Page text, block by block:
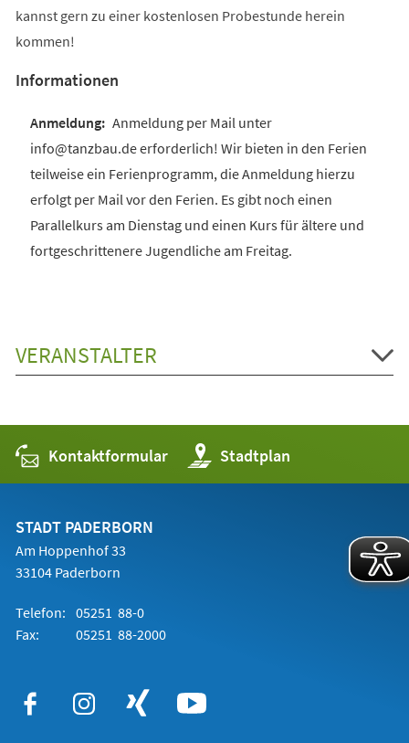
kannst gern zu einer kostenlosen Probestunde herein
kommen!
Informationen
Anmeldung per Mail unter
info@tanzbau.de erforderlich! Wir bieten in den Ferien
teilweise ein Ferienprogramm, die Anmeldung hierzu
erfolgt per Mail vor den Ferien. Es gibt noch einen
Parallelkurs am Dienstag und einen Kurs für ältere und
fortgeschrittenere Jugendliche am Freitag.
VERANSTALTER
Kontaktformular Stadtplan
(Öffnet
in
einem
STADT PADERBORN
Am Hoppenhof 33
33104 Paderborn
Telefon: 05251 88-0
Fax:
05251 88-2000